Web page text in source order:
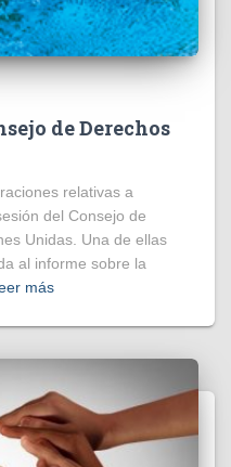
de Derechos
relativas a
del Consejo de
Unidas. Una de ellas
al informe sobre la
más